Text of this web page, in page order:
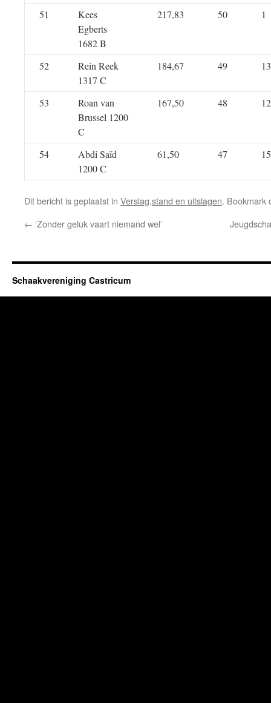
51
Kees
Egberts
1682 B
217,83 50 1
52
Rein Reek
1317 C
184,67 49 13
53
Roan van
Brussel 1200
C
167,50 48 12
54
Abdi Saïd
1200 C
61,50 47 15
Dit bericht is geplaatst in Verslag,stand en uitslagen. Bookmark
← ‘Zonder geluk vaart niemand wel’
Schaakvereniging Castricum